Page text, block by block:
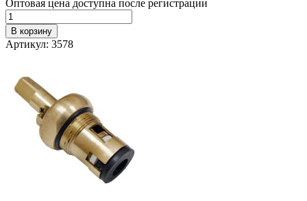
Оптовая цена доступна после регистрации
В корзину
Артикул: 3578